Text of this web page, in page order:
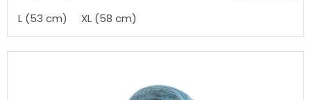
5
hvězdiček.
L (53 cm) XL (58 cm)